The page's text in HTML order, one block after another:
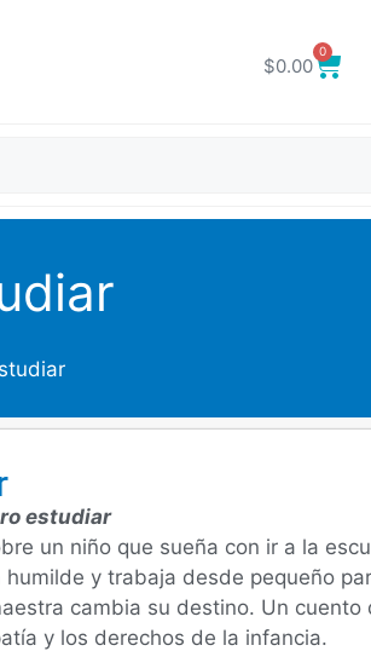
$0.00
0
estudiar
un niño que sueña con ir a la
y trabaja desde pequeño
cambia su destino. Un cuento
y los derechos de la infancia.